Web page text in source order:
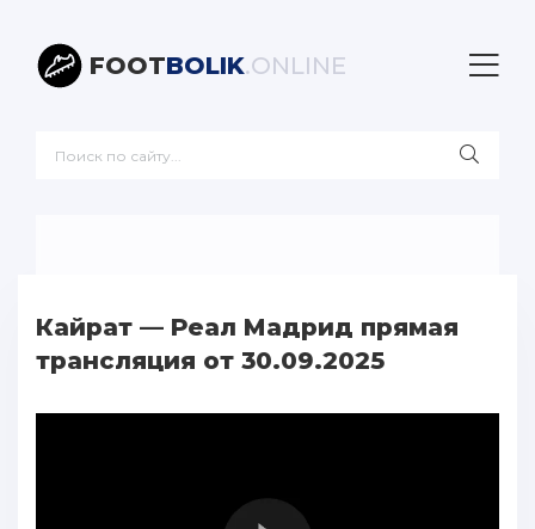
FOOTBOLIK.ONLINE
Кайрат — Реал Мадрид прямая
трансляция от 30.09.2025